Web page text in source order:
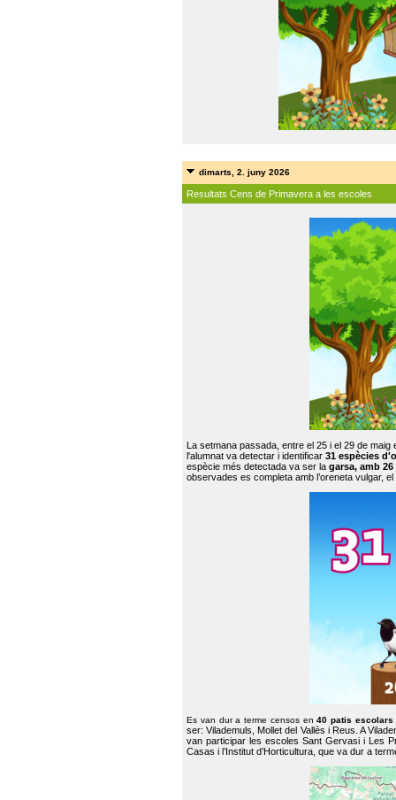
dimarts, 2. juny 2026
Resultats Cens de Primavera a les escoles
La setmana passada, entre el 25 i el 29 de
l'alumnat va detectar i identificar 31 espècies
espècie més detectada va ser la garsa, amb
observades es completa amb l’oreneta vulgar,
Es van dur a terme censos en40 patis escolars
ser: Vilademuls, Mollet del Vallès i Reus. A
van participar les escoles Sant Gervasi i Les
Casas i l’Institut d’Horticultura, que va dur a